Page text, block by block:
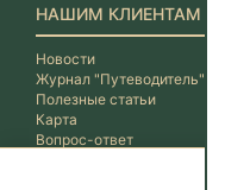
НАШИМ КЛИЕНТАМ
Новости
Журнал "Путеводитель"
Полезные статьи
Карта
Вопрос-ответ